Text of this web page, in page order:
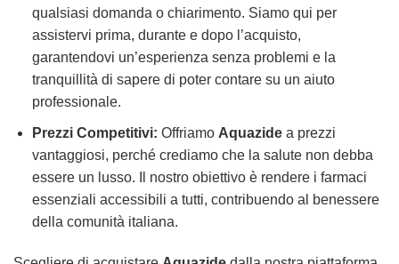
qualsiasi domanda o chiarimento. Siamo qui per
assistervi prima, durante e dopo l’acquisto,
garantendovi un’esperienza senza problemi e la
tranquillità di sapere di poter contare su un aiuto
professionale.
Prezzi Competitivi: Offriamo Aquazidea prezzi
vantaggiosi, perché crediamo che la salute non debba
essere un lusso. Il nostro obiettivo è rendere i farmaci
essenziali accessibili a tutti, contribuendo al benessere
della comunità italiana.